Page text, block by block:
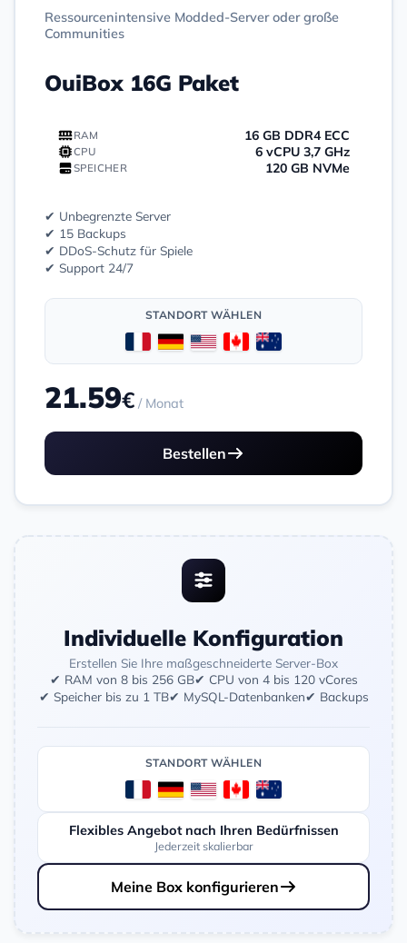
Ressourcenintensive Modded-Server oder große
Communities
OuiBox 16G Paket
RAM 16 GB DDR4 ECC
CPU 6 vCPU 3,7 GHz
SPEICHER 120 GB NVMe
✔ Unbegrenzte Server
✔ 15 Backups
✔ DDoS-Schutz für Spiele
✔ Support 24/7
STANDORT WÄHLEN
21.59€ / Monat
Bestellen
Individuelle Konfiguration
Erstellen Sie Ihre maßgeschneiderte Server-Box
✔ RAM von 8 bis 256 GB✔ CPU von 4 bis 120 vCores
✔ Speicher bis zu 1 TB✔ MySQL-Datenbanken✔ Backups
STANDORT WÄHLEN
Flexibles Angebot nach Ihren Bedürfnissen
Jederzeit skalierbar
Meine Box konfigurieren